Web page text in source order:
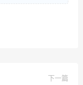
下一篇